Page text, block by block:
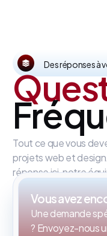
Des réponses à
Tout ce que vous
projets web et
réponse ici, notre
Vous avez
Une demande
? Envoyez-nous